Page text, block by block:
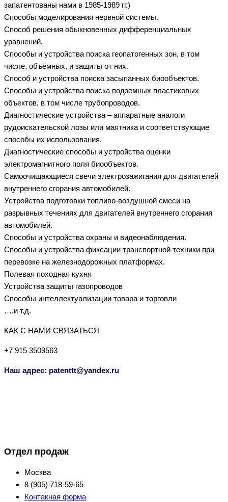
запатентованы нами в 1985-1989 гг.)
Способы моделирования нервной системы.
Способ решения обыкновенных дифференциальных
уравнений.
Способы и устройства поиска геопатогенных зон, в том
числе, объёмных, и защиты от них.
Способ и устройства поиска засыпанных биообъектов.
Способы и устройства поиска подземных пластиковых
объектов, в том числе трубопроводов.
Диагностические устройства – аппаратные аналоги
рудоискательской лозы или маятника и соответствующие
способы их использования.
Диагностические способы и устройства оценки
электромагнитного поля биообъектов.
Самоочищающиеся свечи электрозажигания для двигателей
внутреннего сгорания автомобилей.
Устройства подготовки топливо-воздушной смеси на
разрывных течениях для двигателей внутреннего сгорания
автомобилей.
Способы и устройства охраны и видеонаблюдения.
Способы и устройства фиксации транспортной техники при
перевозке на железнодорожных платформах.
Полевая походная кухня
Устройства защиты газопроводов
Способы интеллектуализации товара и торговли
….и т.д.
КАК С НАМИ СВЯЗАТЬСЯ
+7 915 3509563
Наш адрес: patenttt@yandex.ru
Отдел продаж
Москва
8 (905) 718-59-65
Контакная форма